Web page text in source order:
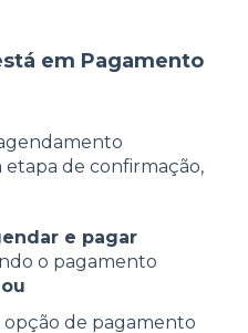
em Pagamento
de confirmação,
e pagar
o pagamento
ou
opção de pagamento